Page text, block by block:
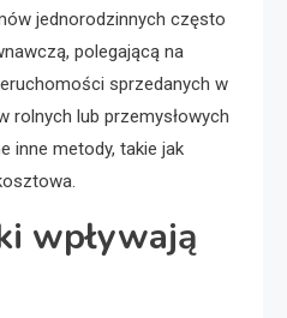
jednorodzinnych często
polegającą na
sprzedanych w
rolnych lub przemysłowych
inne metody, takie jak
wpływają